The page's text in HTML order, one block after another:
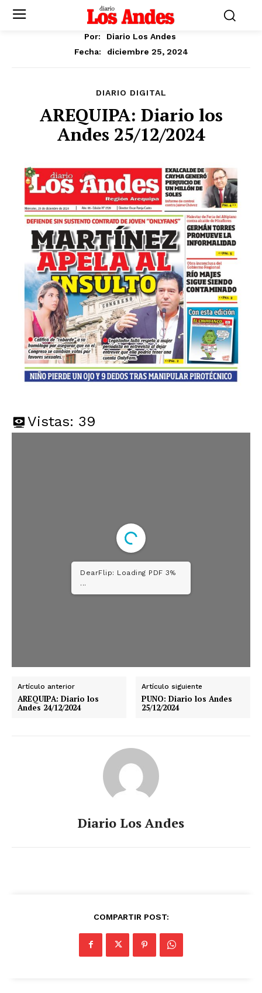
Por:
Diario Los Andes
Fecha:
diciembre 25, 2024
DIARIO DIGITAL
AREQUIPA: Diario los
Andes 25/12/2024
Vistas: 39
DearFlip: Loading PDF 3%
...
Artículo anterior
AREQUIPA: Diario los
Andes 24/12/2024
Artículo siguiente
PUNO: Diario los Andes
25/12/2024
Diario Los Andes
COMPARTIR POST: